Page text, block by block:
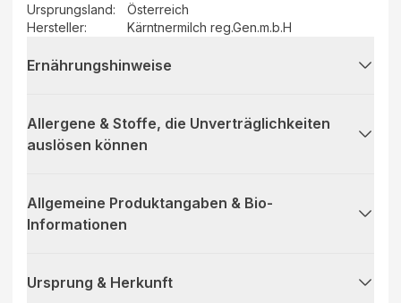
Ursprungsland:
Österreich
Hersteller: Kärntnermilch reg.Gen.m.b.H
Ernährungshinweise
Allergene & Stoffe, die Unverträglichkeiten
auslösen können
Allgemeine Produktangaben & Bio-
Informationen
Ursprung & Herkunft